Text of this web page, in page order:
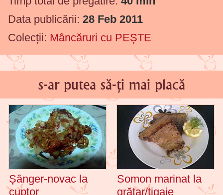
Data publicării: 28 Feb 2011
Colecții: Mâncăruri cu PEȘTE
s-ar putea să-ți mai placă
Șânger-novac la
cuptor
Somon marinat la
grătar/tigaie